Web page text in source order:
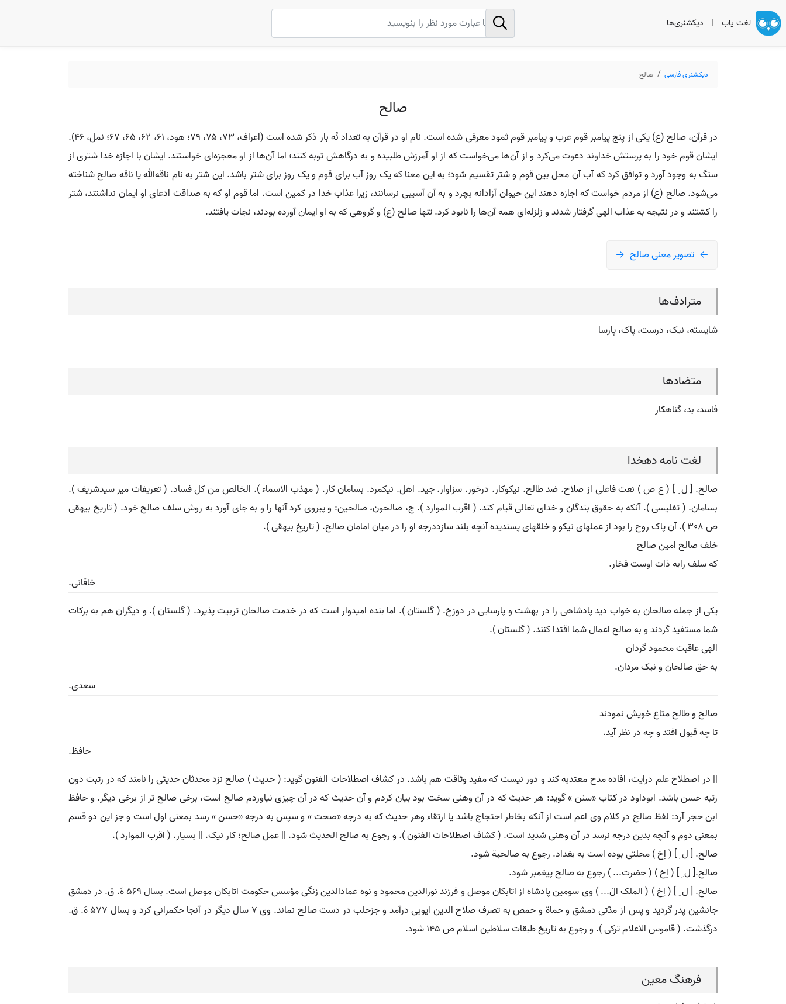
لغت یاب | دیکشنری‌ها
دیکشنری فارسی صالح
صالح
در قرآن، صالح (ع) یکی از پنج پیامبر قوم عرب و پیامبر قوم ثمود معرفی شده است. نام او در قرآن به تعداد نُه بار ذکر شده است (اعراف، ۷۳، ۷۵، ۷۹؛ هود، ۶۱، ۶۲، ۶۵، ۶۷؛ نمل، ۴۶).
ایشان قوم خود را به پرستش خداوند دعوت می‌کرد و از آن‌ها می‌خواست که از او آمرزش طلبیده و به درگاهش توبه کنند؛ اما آن‌ها از او معجزه‌ای خواستند. ایشان با اجازه خدا شتری از
سنگ به وجود آورد و توافق کرد که آب آن محل بین قوم و شتر تقسیم شود؛ به این معنا که یک روز آب برای قوم و یک روز برای شتر باشد. این شتر به نام ناقه‌الله یا ناقه صالح شناخته
می‌شود. صالح (ع) از مردم خواست که اجازه دهند این حیوان آزادانه بچرد و به آن آسیبی نرسانند، زیرا عذاب خدا در کمین است. اما قوم او که به صداقت ادعای او ایمان نداشتند، شتر
را کشتند و در نتیجه به عذاب الهی گرفتار شدند و زلزله‌ای همه آن‌ها را نابود کرد. تنها صالح (ع) و گروهی که به او ایمان آورده بودند، نجات یافتند.
تصویر معنی صالح
مترادف‌ها
شایسته، نیک، درست، پاک، پارسا
متضادها
فاسد، بد، گناهکار
لغت نامه دهخدا
صالح. [ ل ِ ] ( ع ص ) نعت فاعلی از صلاح. ضد طالح. نیکوکار. درخور. سزاوار. جید. اهل. نیکمرد. بسامان کار. ( مهذب الاسماء ). الخالص من کل فساد. ( تعریفات میر سیدشریف ).
بسامان. ( تفلیسی ). آنکه به حقوق بندگان و خدای تعالی قیام کند. ( اقرب الموارد ). ج، صالحون، صالحین: و پیروی کرد آنها را و به جای آورد به روش سلف صالح خود. ( تاریخ بیهقی
ص 308 ). آن پاک روح را بود از عملهای نیکو و خلقهای پسندیده آنچه بلند سازددرجه او را در میان امامان صالح. ( تاریخ بیهقی ).
خلف صالح امین صالح
که سلف رابه ذات اوست فخار.
خاقانی.
یکی از جمله صالحان به خواب دید پادشاهی را در بهشت و پارسایی در دوزخ. ( گلستان ). اما بنده امیدوار است که در خدمت صالحان تربیت پذیرد. ( گلستان ). و دیگران هم به برکات
شما مستفید گردند و به صالح اعمال شما اقتدا کنند. ( گلستان ).
الهی عاقبت محمود گردان
به حق صالحان و نیک مردان.
سعدی.
صالح و طالح متاع خویش نمودند
تا چه قبول افتد و چه در نظر آید.
حافظ.
|| در اصطلاح علم درایت، افاده مدح معتدبه کند و دور نیست که مفید وثاقت هم باشد. در کشاف اصطلاحات الفنون گوید: ( حدیث ) صالح نزد محدثان حدیثی را نامند که در رتبت دون
رتبه حسن باشد. ابوداود در کتاب «سنن » گوید: هر حدیث که در آن وهنی سخت بود بیان کردم و آن حدیث که در آن چیزی نیاوردم صالح است، برخی صالح تر از برخی دیگر. و حافظ
ابن حجر آرد: لفظ صالح در کلام وی اعم است از آنکه بخاطر احتجاج باشد یا ارتقاء وهر حدیث که به درجه «صحت » و سپس به درجه «حسن » رسد بمعنی اول است و جز این دو قسم
بمعنی دوم و آنچه بدین درجه نرسد در آن وهنی شدید است. ( کشاف اصطلاحات الفنون ). و رجوع به صالح الحدیث شود. || عمل صالح؛ کار نیک. || بسیار. ( اقرب الموارد ).
صالح. [ ل ِ ] ( اِخ ) محلتی بوده است به بغداد. رجوع به صالحیة شود.
صالح.[ ل ِ ] ( اِخ ) ( حضرت... ) رجوع به صالح پیغمبر شود.
صالح. [ ل ِ ] ( اِخ ) ( الملک الَ... ) وی سومین پادشاه از اتابکان موصل و فرزند نورالدین محمود و نوه عمادالدین زنگی مؤسس حکومت اتابکان موصل است. بسال 569 هَ. ق. در دمشق
جانشین پدر گردید و پس از مدّتی دمشق و حماة و حمص به تصرف صلاح الدین ایوبی درآمد و جزحلب در دست صالح نماند. وی 7 سال دیگر در آنجا حکمرانی کرد و بسال 577 هَ. ق.
درگذشت. ( قاموس الاعلام ترکی ). و رجوع به تاریخ طبقات سلاطین اسلام ص 145 شود.
فرهنگ معین